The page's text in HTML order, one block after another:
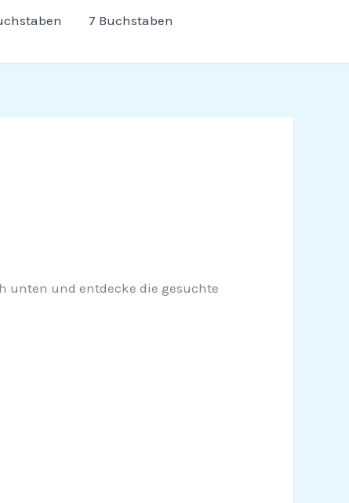
7 Buchstaben
unten und entdecke die gesuchte